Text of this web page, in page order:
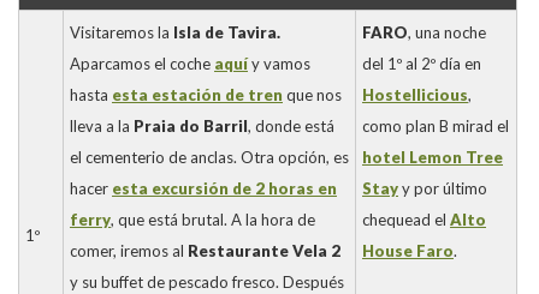
1º
Visitaremos la Isla de Tavira.
Aparcamos el coche aquíy vamos
hasta esta estación de tren que nos
lleva a la Praia do Barril, donde está
el cementerio de anclas. Otra opción, es
hacer esta excursión de 2 horas en
ferry, que está brutal. A la hora de
comer, iremos al Restaurante Vela 2
y su buffet de pescado fresco. Después
FARO, una noche
del 1º al 2º día en
Hostellicious,
como plan B mirad el
hotel Lemon Tree
Stayy por último
chequead el Alto
House Faro.